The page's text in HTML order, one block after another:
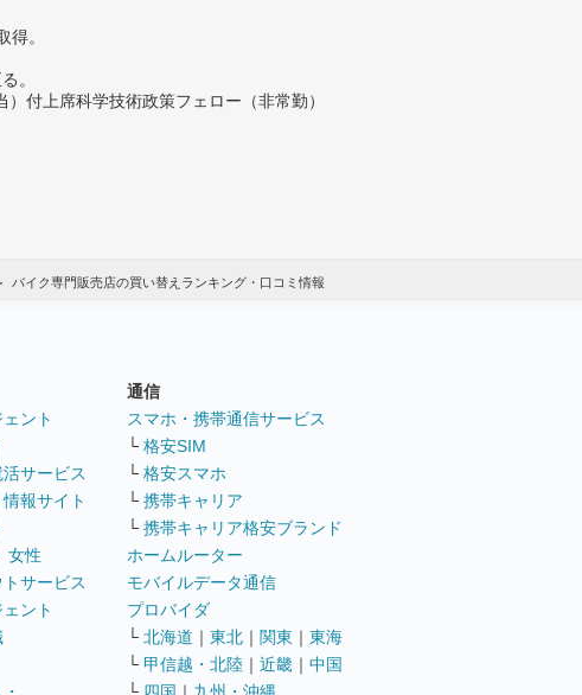
。
。
付上席科学技術政策フェロー（非常勤）
バイク専門販売店の買い替えランキング・口コミ情報
ント
サービス
報サイト
女性
サービス
ント
通信
スマホ・携帯通信サービス
└ 格安SIM
└ 格安スマホ
└ 携帯キャリア
└ 携帯キャリア格安ブランド
ホームルーター
モバイルデータ通信
プロバイダ
└ 北海道 ｜ 東北 ｜ 関東 ｜ 東海
└ 甲信越・北陸 ｜ 近畿 ｜ 中国